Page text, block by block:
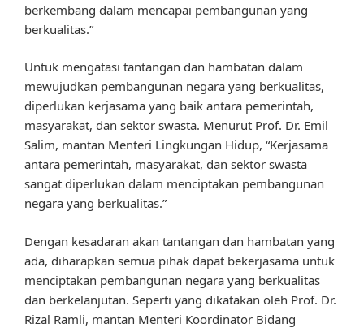
berkembang dalam mencapai pembangunan yang
berkualitas.”
Untuk mengatasi tantangan dan hambatan dalam
mewujudkan pembangunan negara yang berkualitas,
diperlukan kerjasama yang baik antara pemerintah,
masyarakat, dan sektor swasta. Menurut Prof. Dr. Emil
Salim, mantan Menteri Lingkungan Hidup, “Kerjasama
antara pemerintah, masyarakat, dan sektor swasta
sangat diperlukan dalam menciptakan pembangunan
negara yang berkualitas.”
Dengan kesadaran akan tantangan dan hambatan yang
ada, diharapkan semua pihak dapat bekerjasama untuk
menciptakan pembangunan negara yang berkualitas
dan berkelanjutan. Seperti yang dikatakan oleh Prof. Dr.
Rizal Ramli, mantan Menteri Koordinator Bidang